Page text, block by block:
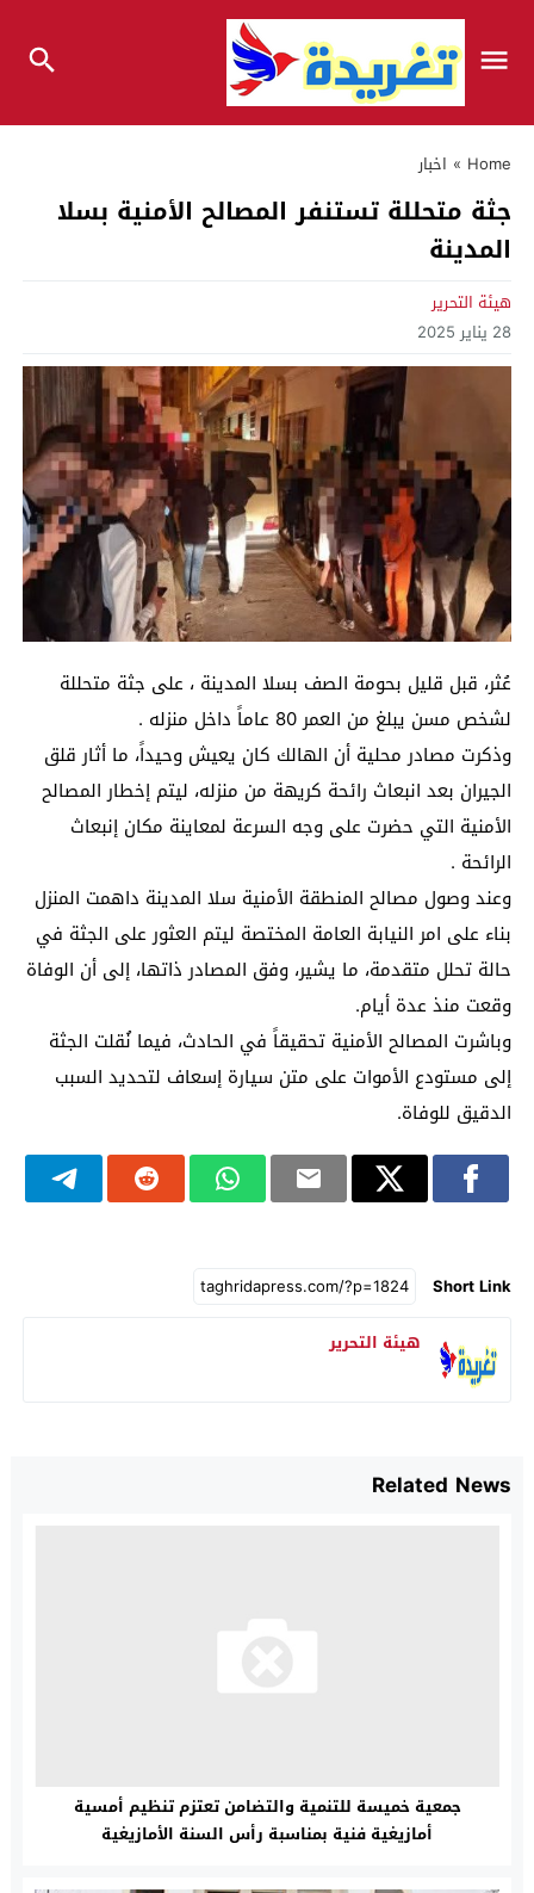
Home
» اخبار
جثة متحللة تستنفر المصالح الأمنية بسلا
المدينة
هيئة التحرير
28 يناير 2025
عُثر، قبل قليل بحومة الصف بسلا المدينة ، على جثة متحللة
لشخص مسن يبلغ من العمر 80 عاماً داخل منزله .
وذكرت مصادر محلية أن الهالك كان يعيش وحيداً، ما أثار قلق
الجيران بعد انبعاث رائحة كريهة من منزله، ليتم إخطار المصالح
الأمنية التي حضرت على وجه السرعة لمعاينة مكان إنبعاث
الرائحة .
وعند وصول مصالح المنطقة الأمنية سلا المدينة داهمت المنزل
بناء على امر النيابة العامة المختصة ليتم العثور على الجثة في
حالة تحلل متقدمة، ما يشير، وفق المصادر ذاتها، إلى أن الوفاة
وقعت منذ عدة أيام.
وباشرت المصالح الأمنية تحقيقاً في الحادث، فيما نُقلت الجثة
إلى مستودع الأموات على متن سيارة إسعاف لتحديد السبب
الدقيق للوفاة.
Short Link
هيئة التحرير
Related News
جمعية خميسة للتنمية والتضامن تعتزم تنظيم أمسية
أمازيغية فنية بمناسبة رأس السنة الأمازيغية